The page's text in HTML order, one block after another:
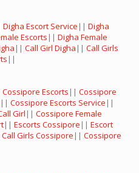
Digha Escort Service || Digha
Escorts || Digha Female
|| Call Girl Digha || Call Girls
||
Cossipore Escorts || Cossipore
|| Cossipore Escorts Service ||
Girl || Cossipore Female
|| Escorts Cossipore || Escort
Call Girls Cossipore || Cossipore